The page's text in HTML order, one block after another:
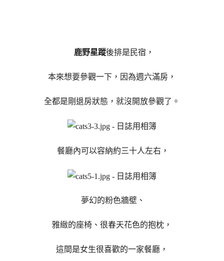
鹿野星蹤後排是民宿，
本來想要參觀一下，因為週六滿房，
全都是剛退房狀態，就沒開放參觀了。
餐廳內可以容納約三十人左右，
夢幻的粉色牆壁、
雅緻的座椅、很春天花色的抱枕，
這間是女生很喜歡的一家餐廳，